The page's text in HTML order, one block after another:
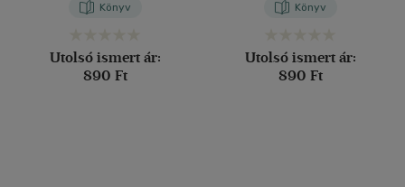
Könyv
Utolsó ismert ár:
890 Ft
Könyv
Utolsó ismert ár:
890 Ft